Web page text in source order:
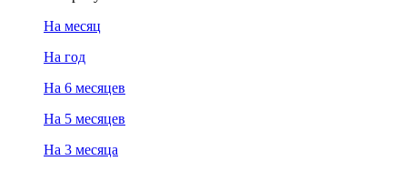
На месяц
На год
На 6 месяцев
На 5 месяцев
На 3 месяца